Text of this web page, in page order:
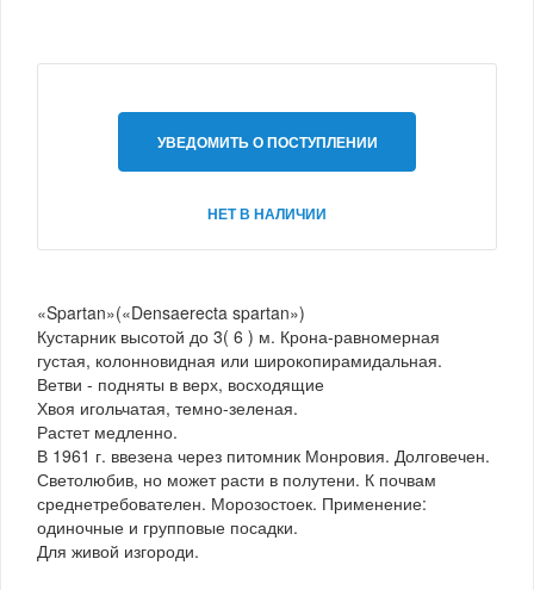
УВЕДОМИТЬ О ПОСТУПЛЕНИИ
НЕТ В НАЛИЧИИ
«Spartan»(«Densaerecta spartan»)
Кустарник высотой до 3( 6 ) м. Крона-равномерная
густая, колонновидная или широкопирамидальная.
Ветви - подняты в верх, восходящие
Хвоя игольчатая, темно-зеленая.
Растет медленно.
В 1961 г. ввезена через питомник Монровия. Долговечен.
Светолюбив, но может расти в полутени. К почвам
среднетребователен. Морозостоек. Применение:
одиночные и групповые посадки.
Для живой изгороди.